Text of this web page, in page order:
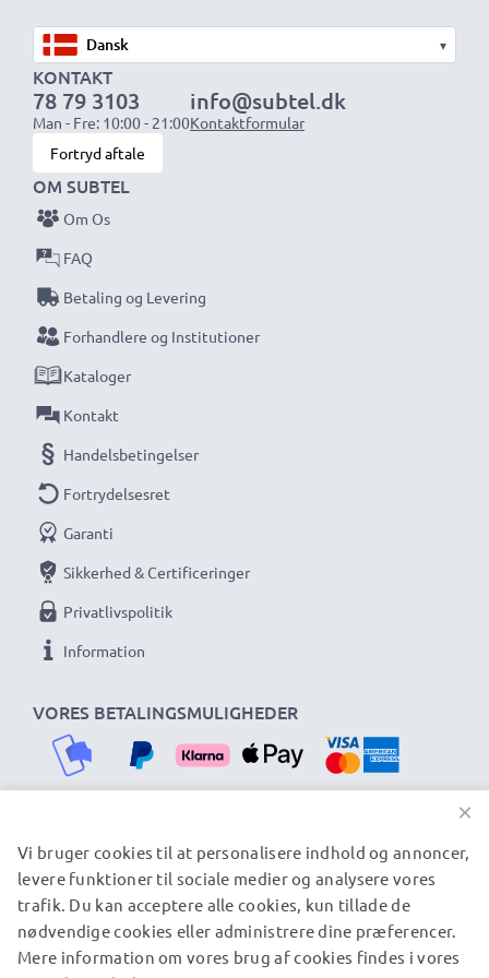
✔ Universel linseafskærmning med skruelåg, passer til
alle objektivets filtergevind med matchende diametre
Specifikationer:
Diameter:Ø 58mm
Materiale:Plast
Form:blomst / kronblad
blomst / kronblad skruet ind Modlysblænde fra
CELLONIC. Bestil nu for hurtig levering og 3 års
garanti!
▾
KONTAKT
78 79 3103
Man - Fre: 10:00 - 21:00
info@subtel.dk
Kontaktformular
Fortryd aftale
VORES BETALINGSMULIGHEDER
OM SUBTEL
Om Os
FAQ
Betaling og Levering
Forhandlere og Institutioner
Kataloger
Kontakt
Handelsbetingelser
Fortrydelsesret
Garanti
Sikkerhed & Certificeringer
Privatlivspolitik
Information
VORES FORSENDELSESPARTNERE
© subtel.dk 2026
Alle priser er inklusive moms og eksklusive
×
Vi bruger cookies til at personalisere indhold og annoncer,
levere funktioner til sociale medier og analysere vores
trafik. Du kan acceptere alle cookies, kun tillade de
nødvendige cookies eller administrere dine præferencer.
Mere information om vores brug af cookies findes i vores